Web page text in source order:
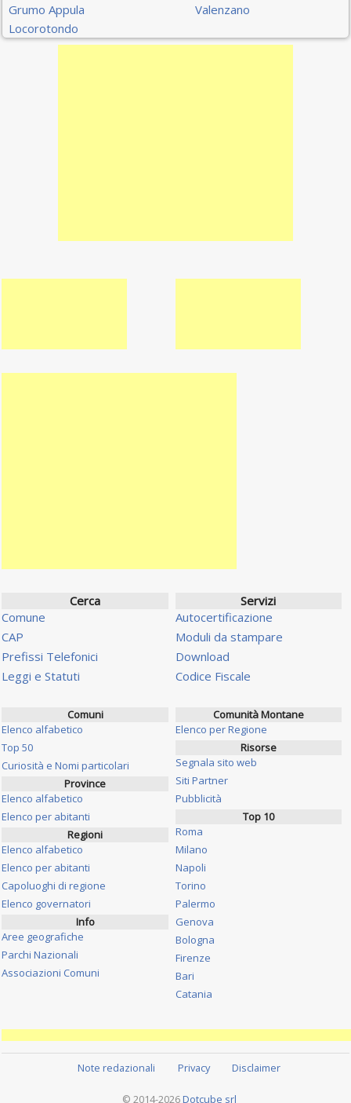
Grumo Appula
Locorotondo
Valenzano
Cerca
Comune
CAP
Prefissi Telefonici
Leggi e Statuti
Servizi
Autocertificazione
Moduli da stampare
Download
Codice Fiscale
Comuni
Elenco alfabetico
Top 50
Curiosità e Nomi particolari
Province
Elenco alfabetico
Elenco per abitanti
Regioni
Elenco alfabetico
Elenco per abitanti
Capoluoghi di regione
Elenco governatori
Info
Aree geografiche
Parchi Nazionali
Associazioni Comuni
Comunità Montane
Elenco per Regione
Risorse
Segnala sito web
Siti Partner
Pubblicità
Top 10
Roma
Milano
Napoli
Torino
Palermo
Genova
Bologna
Firenze
Bari
Catania
Note redazionali Privacy Disclaimer
© 2014-2026 Dotcube srl